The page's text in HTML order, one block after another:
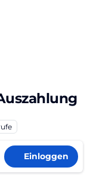
Einloggen